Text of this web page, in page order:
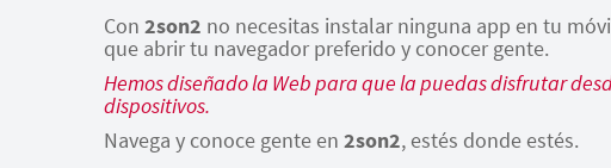
Con 2son2 no necesitas instalar ninguna app en tu
que abrir tu navegador preferido y conocer gente.
Hemos diseñado la Web para que la puedas disfrutar
dispositivos.
Navega y conoce gente en 2son2, estés donde estés.